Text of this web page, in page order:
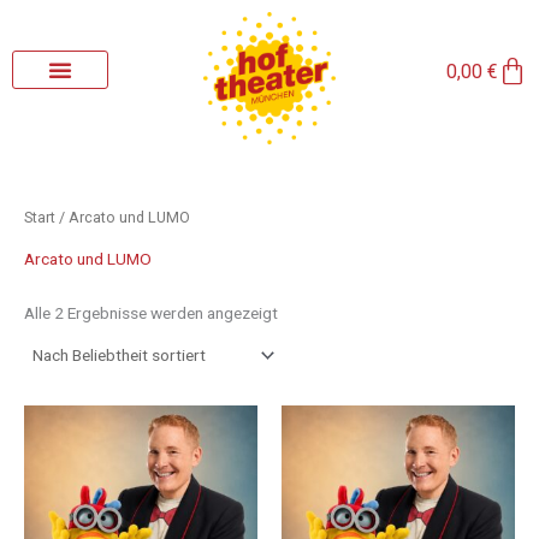
springen
0,00 €
Start / Arcato und LUMO
Arcato und LUMO
Alle 2 Ergebnisse werden angezeigt
Beliebtheit
sortiert
Preisspanne:
15,00 €
bis
18,00 €
Dieses
Produkt
weist
mehrere
Varianten
Preisspanne:
15,00 €
bis
18,00 €
Dieses
Produkt
weist
mehrere
Varianten